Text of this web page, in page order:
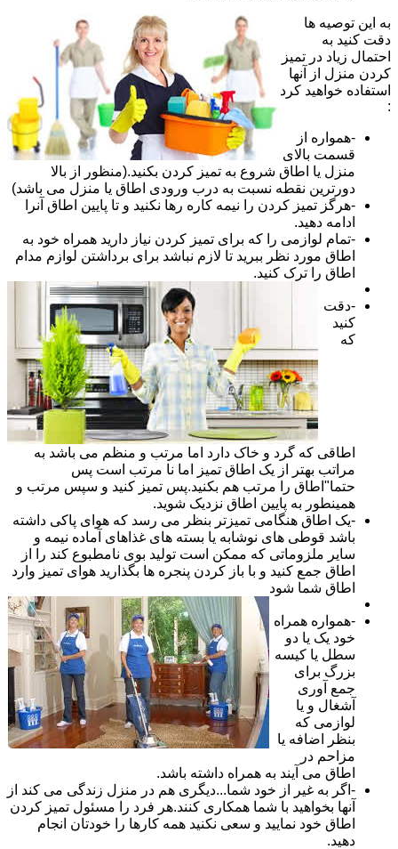
به این توصیه ها
دقت کنید به
احتمال زیاد در تمیز
کردن منزل از آنها
استفاده خواهید کرد
:
-همواره از
قسمت بالای
منزل یا اطاق شروع به تمیز کردن بکنید.(منظور از بالا
دورترین نقطه نسبت به درب ورودی اطاق یا منزل می باشد)
-هرگز تمیز کردن را نیمه کاره رها نکنید و تا پایین اطاق آنرا
ادامه دهید.
-تمام لوازمی را که برای تمیز کردن نیاز دارید همراه خود به
اطاق مورد نظر ببرید تا لازم نباشد برای برداشتن لوازم مدام
اطاق را ترک کنید.
-دقت
کنید
که
اطاقی که گرد و خاک دارد اما مرتب و منظم می باشد به
مراتب بهتر از یک اطاق تمیز اما نا مرتب است پس
حتما"اطاق را مرتب هم بکنید.پس تمیز کنید و سپس مرتب و
همینطور به پایین اطاق نزدیک شوید.
-یک اطاق هنگامی تمیزتر بنظر می رسد که هوای پاکی داشته
باشد قوطی های نوشابه یا بسته های غذاهای آماده نیمه و
سایر ملزوماتی که ممکن است تولید بوی نامطبوع کند را از
اطاق جمع کنید و با باز کردن پنجره ها بگذارید هوای تمیز وارد
اطاق شما شود
-همواره همراه
خود یک یا دو
سطل یا کیسه
بزرگ برای
جمع آوری
آشغال و یا
لوازمی که
بنظر اضافه یا
مزاحم در
اطاق می آیند به همراه داشته باشد.
-اگر به غیر از خود شما...دیگری هم در منزل زندگی می کند از
آنها بخواهید با شما همکاری کنند.هر فرد را مسئول تمیز کردن
اطاق خود نمایید و سعی نکنید همه کارها را خودتان انجام
دهید.